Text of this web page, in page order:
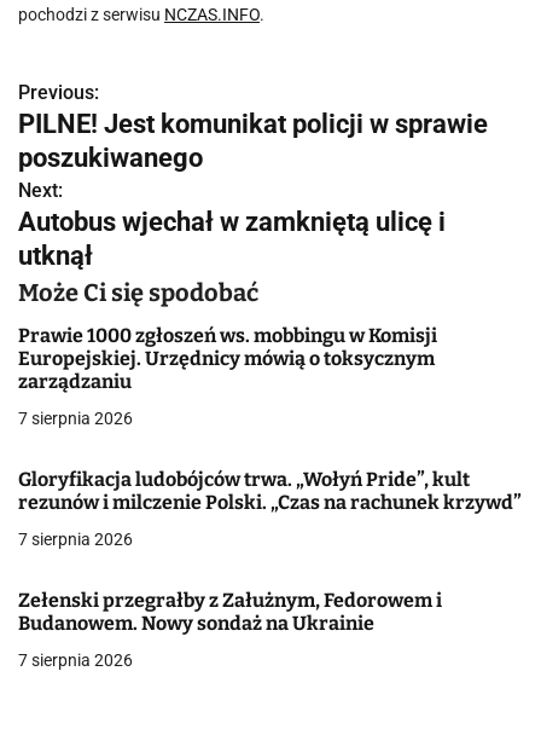
pochodzi z serwisu NCZAS.INFO.
N
a
w
i
g
a
c
j
a
w
i
s
Previous:
PILNE! Jest komunikat policji w sprawie
poszukiwanego
Next:
Autobus wjechał w zamkniętą ulicę i
utknął
Może Ci się spodobać
Prawie 1000 zgłoszeń ws. mobbingu w Komisji
Europejskiej. Urzędnicy mówią o toksycznym
zarządzaniu
7 sierpnia 2026
Gloryfikacja ludobójców trwa. „Wołyń Pride”, kult
rezunów i milczenie Polski. „Czas na rachunek krzywd”
7 sierpnia 2026
Zełenski przegrałby z Załużnym, Fedorowem i
Budanowem. Nowy sondaż na Ukrainie
7 sierpnia 2026